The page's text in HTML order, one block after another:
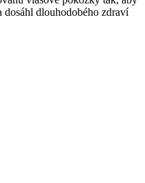
dlouhodobého zdraví